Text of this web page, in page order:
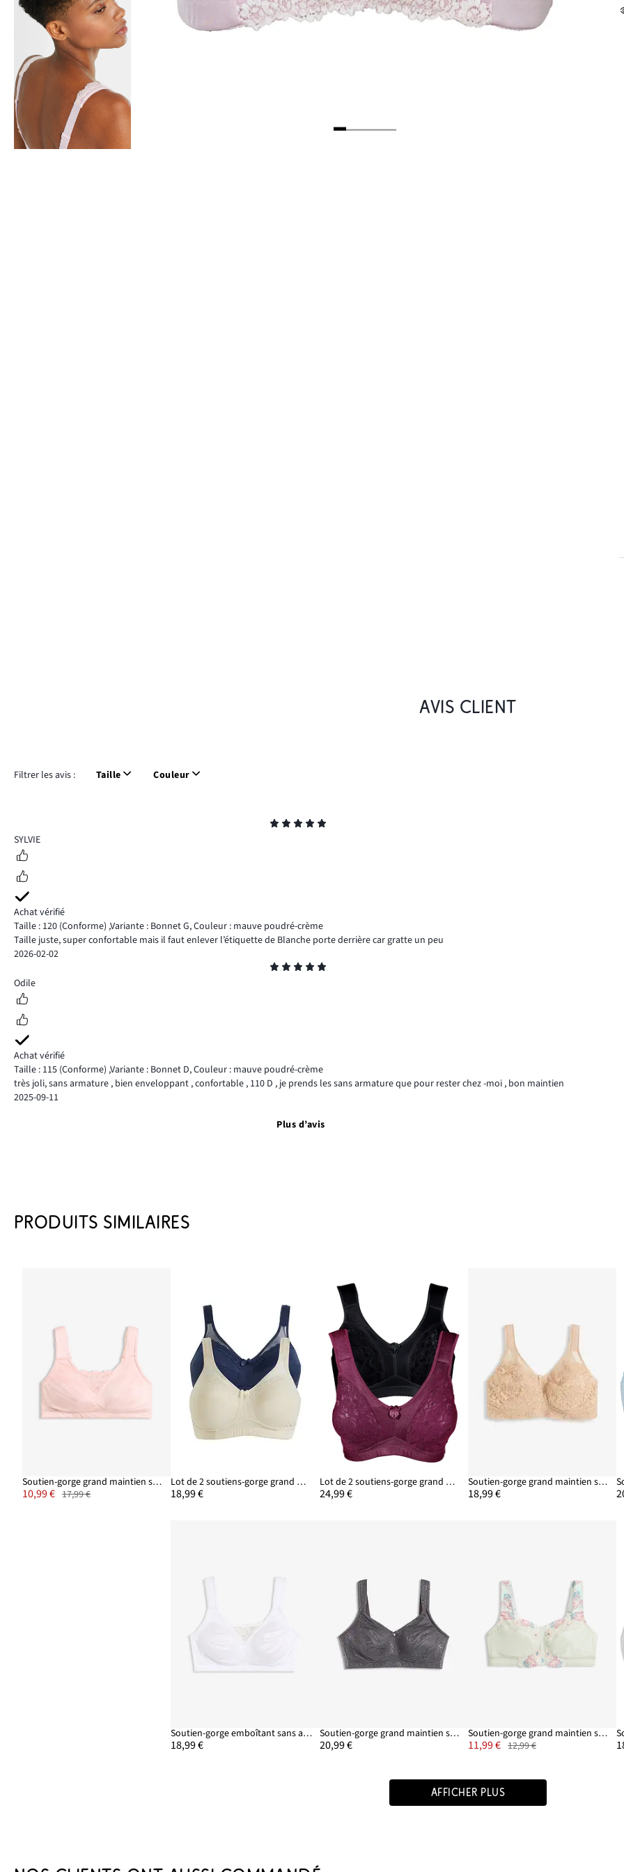
AVIS CLIENT
Filtrer les avis : Taille Couleur
5
SYLVIE
Achat vérifié
Taille : 120 (Conforme) ,Variante : Bonnet G,Couleur : mauve poudré-crème
Taille juste, super confortable mais il faut enlever l’étiquette de Blanche porte derrière car gratte un peu
2026-02-02
5
Odile
Achat vérifié
Taille : 115 (Conforme) ,Variante : Bonnet D,Couleur : mauve poudré-crème
très joli, sans armature , bien enveloppant , confortable , 110 D , je prends les sans armature que pour rester chez -moi , bon maintien
2025-09-11
Plus d’avis
PRODUITS SIMILAIRES
Soutien-gorge grand maintien sans armatures, bretelles rembourrées
10,99 € 17,99 €
Lot de 2 soutiens-gorge grand maintien sans armatures, bretelles rembourrées
18,99 €
Lot de 2 soutiens-gorge grand maintien sans armatures, bretelles rembourrées
24,99 €
Soutien-gorge grand maintien sans armatures, bretelles rembourrées
18,99 €
Soutien-gorge emboîtant sans armatures avec bretelles rembourrées
18,99 €
Soutien-gorge grand maintien sans armatures avec bretelles rembourrées
20,99 €
Soutien-gorge grand maintien sans armatures, bretelles rembourrées
11,99 € 12,99 €
AFFICHER PLUS